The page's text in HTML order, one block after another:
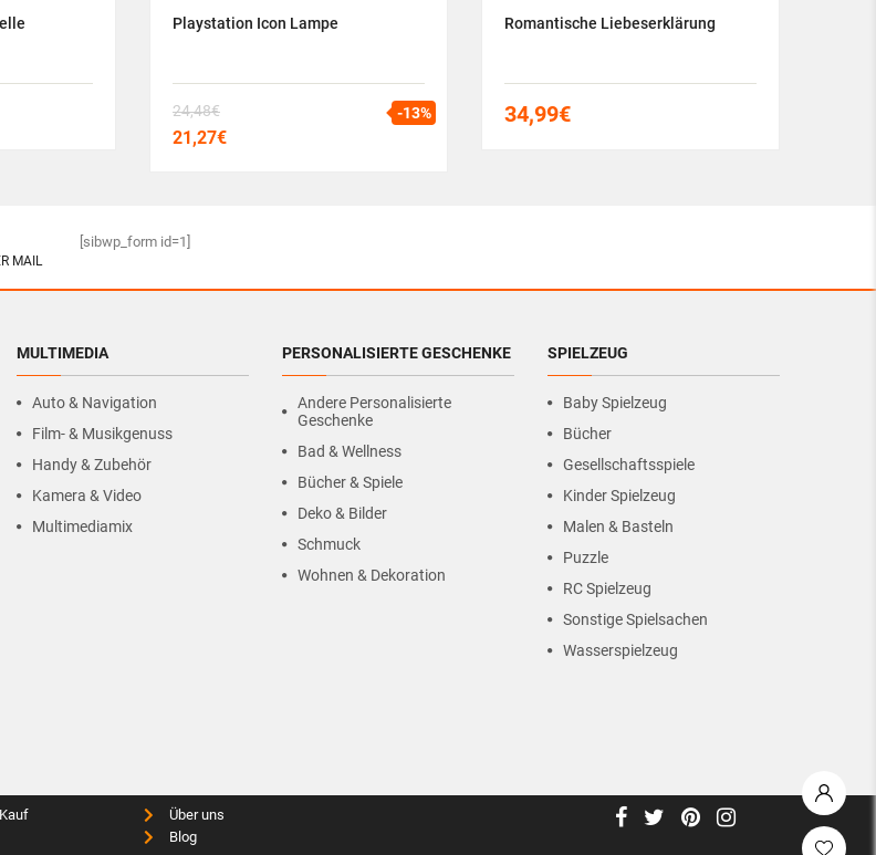
Playstation Icon Lampe
24,48€
21,27€
-13%
Romantische Liebeserklärung
34,99€
MAIL
[sibwp_form id=1]
MULTIMEDIA
Auto & Navigation
Film- & Musikgenuss
Handy & Zubehör
Kamera & Video
Multimediamix
PERSONALISIERTE GESCHENKE
Andere Personalisierte
Geschenke
Bad & Wellness
Bücher & Spiele
Deko & Bilder
Schmuck
Wohnen & Dekoration
SPIELZEUG
Baby Spielzeug
Bücher
Gesellschaftsspiele
Kinder Spielzeug
Malen & Basteln
Puzzle
RC Spielzeug
Sonstige Spielsachen
Wasserspielzeug
Über uns
Blog